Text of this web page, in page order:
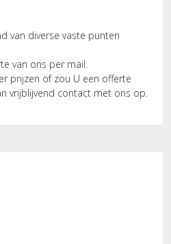
van diverse vaste punten
van ons per mail.
prijzen of zou U een offerte
vrijblijvend contact met ons op.